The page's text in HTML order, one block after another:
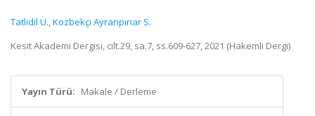
Tatlıdil Ü.,Kozbekçi Ayranpınar S.
Kesit Akademi Dergisi, cilt.29, sa.7, ss.609-627, 2021 (Hakemli Dergi)
Yayın Türü: Makale / Derleme